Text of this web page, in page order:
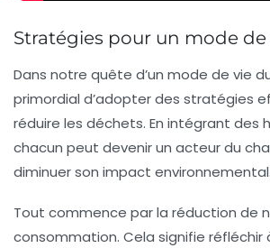
Stratégies pour un mode
Dans notre quête d’un mode de vie
primordial d’adopter des stratégies
réduire les déchets. En intégrant des
chacun peut devenir un acteur du
diminuer son impact environnemental.
Tout commence par la réduction de
consommation. Cela signifie réfléchir